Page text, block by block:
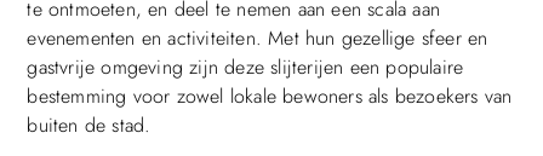
te ontmoeten, en deel te nemen aan een scala aan
evenementen en activiteiten. Met hun gezellige sfeer en
gastvrije omgeving zijn deze slijterijen een populaire
bestemming voor zowel lokale bewoners als bezoekers van
buiten de stad.